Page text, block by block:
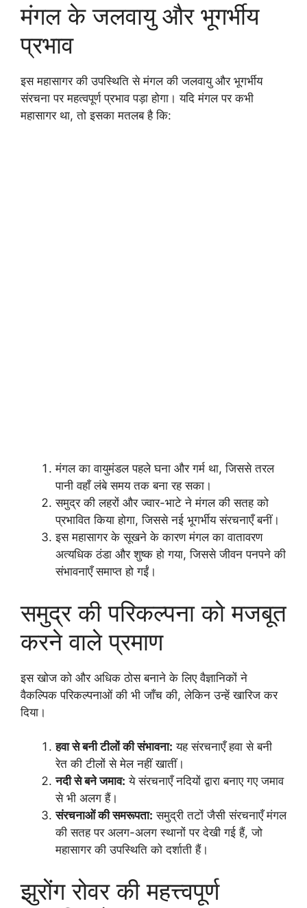
मंगल के जलवायु और भूगर्भीय
प्रभाव
इस महासागर की उपस्थिति से मंगल की जलवायु और भूगर्भीय
संरचना पर महत्वपूर्ण प्रभाव पड़ा होगा। यदि मंगल पर कभी
महासागर था, तो इसका मतलब है कि:
मंगल का वायुमंडल पहले घना और गर्म था, जिससे तरल
पानी वहाँ लंबे समय तक बना रह सका।
समुद्र की लहरों और ज्वार-भाटे ने मंगल की सतह को
प्रभावित किया होगा, जिससे नई भूगर्भीय संरचनाएँ बनीं।
इस महासागर के सूखने के कारण मंगल का वातावरण
अत्यधिक ठंडा और शुष्क हो गया, जिससे जीवन पनपने की
संभावनाएँ समाप्त हो गईं।
समुद्र की परिकल्पना को मजबूत
करने वाले प्रमाण
इस खोज को और अधिक ठोस बनाने के लिए वैज्ञानिकों ने
वैकल्पिक परिकल्पनाओं की भी जाँच की, लेकिन उन्हें खारिज कर
दिया।
हवा से बनी टीलों की संभावना: यह संरचनाएँ हवा से बनी
रेत की टीलों से मेल नहीं खातीं।
नदी से बने जमाव: ये संरचनाएँ नदियों द्वारा बनाए गए जमाव
से भी अलग हैं।
संरचनाओं की समरूपता: समुद्री तटों जैसी संरचनाएँ मंगल
की सतह पर अलग-अलग स्थानों पर देखी गई हैं, जो
महासागर की उपस्थिति को दर्शाती हैं।
झुरोंग रोवर की महत्त्वपूर्ण